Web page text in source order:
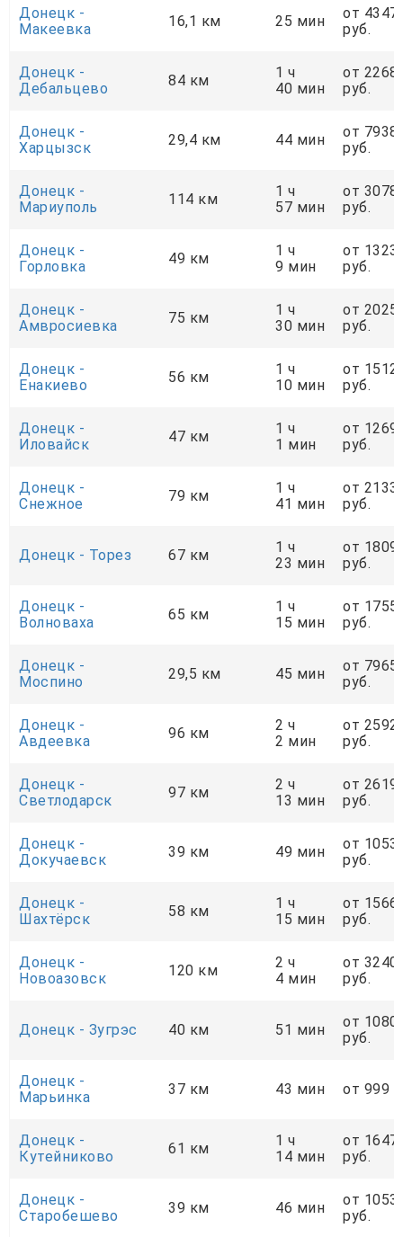
Донецк -
Макеевка
16,1 км 25 мин
от 4347
руб.
Донецк -
Дебальцево
84 км
1 ч
40 мин
от 2268
руб.
Донецк -
Харцызск
29,4 км 44 мин
от 7938
руб.
Донецк -
Мариуполь
114 км
1 ч
57 мин
от 3078
руб.
Донецк -
Горловка
49 км
1 ч
9 мин
от 1323
руб.
Донецк -
Амвросиевка
75 км
1 ч
30 мин
от 2025
руб.
Донецк -
Енакиево
56 км
1 ч
10 мин
от 1512
руб.
Донецк -
Иловайск
47 км
1 ч
1 мин
от 1269
руб.
Донецк -
Снежное
79 км
1 ч
41 мин
от 2133
руб.
Донецк - Торез 67 км
1 ч
23 мин
от 1809
руб.
Донецк -
Волноваха
65 км
1 ч
15 мин
от 1755
руб.
Донецк -
Моспино
29,5 км 45 мин
от 7965
руб.
Донецк -
Авдеевка
96 км
2 ч
2 мин
от 2592
руб.
Донецк -
Светлодарск
97 км
2 ч
13 мин
от 2619
руб.
Донецк -
Докучаевск
39 км 49 мин
от 1053
руб.
Донецк -
Шахтёрск
58 км
1 ч
15 мин
от 1566
руб.
Донецк -
Новоазовск
120 км
2 ч
4 мин
от 3240
руб.
Донецк - Зугрэс 40 км 51 мин
от 1080
руб.
Донецк -
Марьинка
37 км 43 мин от 999
Донецк -
Кутейниково
61 км
1 ч
14 мин
от 1647
руб.
Донецк -
Старобешево
39 км 46 мин
от 1053
руб.